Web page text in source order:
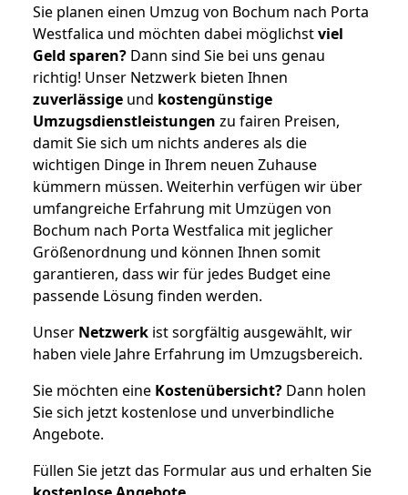
Sie planen einen Umzug von Bochum nach Porta
Westfalica und möchten dabei möglichstviel
Geld sparen? Dann sind Sie bei uns genau
richtig! Unser Netzwerk bieten Ihnen
zuverlässige und kostengünstige
Umzugsdienstleistungen zu fairen Preisen,
damit Sie sich um nichts anderes als die
wichtigen Dinge in Ihrem neuen Zuhause
kümmern müssen. Weiterhin verfügen wir über
umfangreiche Erfahrung mit Umzügen von
Bochum nach Porta Westfalica mit jeglicher
Größenordnung und können Ihnen somit
garantieren, dass wir für jedes Budget eine
passende Lösung finden werden.
Unser Netzwerk ist sorgfältig ausgewählt, wir
haben viele Jahre Erfahrung im Umzugsbereich.
Sie möchten eine Kostenübersicht? Dann holen
Sie sich jetzt kostenlose und unverbindliche
Angebote.
Füllen Sie jetzt das Formular aus und erhalten Sie